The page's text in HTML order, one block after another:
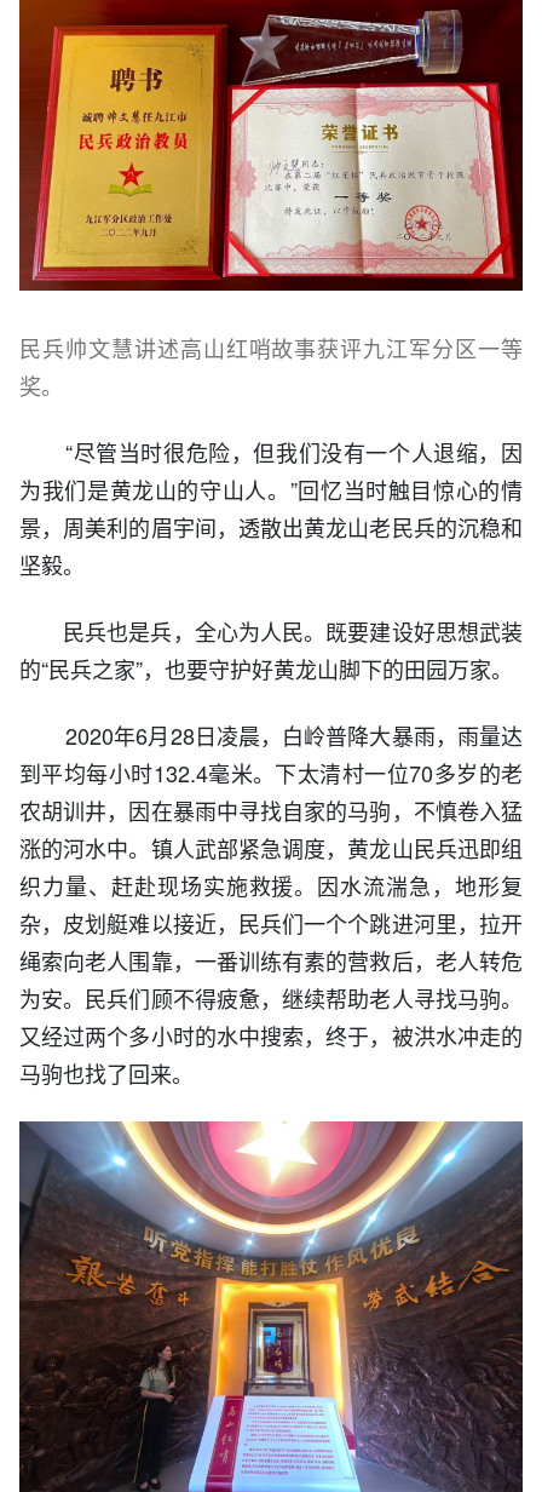
民兵帅文慧讲述高山红哨故事获评九江军分区一等
奖。
“尽管当时很危险，但我们没有一个人退缩，因
为我们是黄龙山的守山人。”回忆当时触目惊心的情
景，周美利的眉宇间，透散出黄龙山老民兵的沉稳和
坚毅。
民兵也是兵，全心为人民。既要建设好思想武装
的“民兵之家”，也要守护好黄龙山脚下的田园万家。
2020年6月28日凌晨，白岭普降大暴雨，雨量达
到平均每小时132.4毫米。下太清村一位70多岁的老
农胡训井，因在暴雨中寻找自家的马驹，不慎卷入猛
涨的河水中。镇人武部紧急调度，黄龙山民兵迅即组
织力量、赶赴现场实施救援。因水流湍急，地形复
杂，皮划艇难以接近，民兵们一个个跳进河里，拉开
绳索向老人围靠，一番训练有素的营救后，老人转危
为安。民兵们顾不得疲惫，继续帮助老人寻找马驹。
又经过两个多小时的水中搜索，终于，被洪水冲走的
马驹也找了回来。